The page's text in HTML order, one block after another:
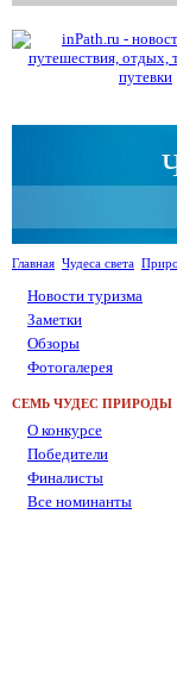
Главная Чудеса света
Новости туризма
Заметки
Обзоры
Фотогалерея
СЕМЬ ЧУДЕС ПРИРОДЫ
О конкурсе
Победители
Финалисты
Все номинанты